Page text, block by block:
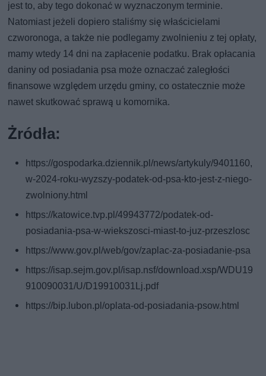
jest to, aby tego dokonać w wyznaczonym terminie.
Natomiast jeżeli dopiero staliśmy się właścicielami
czworonoga, a także nie podlegamy zwolnieniu z tej opłaty,
mamy wtedy 14 dni na zapłacenie podatku. Brak opłacania
daniny od posiadania psa może oznaczać zaległości
finansowe względem urzędu gminy, co ostatecznie może
nawet skutkować sprawą u komornika.
Żródła:
https://gospodarka.dziennik.pl/news/artykuly/9401160,
w-2024-roku-wyzszy-podatek-od-psa-kto-jest-z-niego-
zwolniony.html
https://katowice.tvp.pl/49943772/podatek-od-
posiadania-psa-w-wiekszosci-miast-to-juz-przeszlosc
https://www.gov.pl/web/gov/zaplac-za-posiadanie-psa
https://isap.sejm.gov.pl/isap.nsf/download.xsp/WDU19
910090031/U/D19910031Lj.pdf
https://bip.lubon.pl/oplata-od-posiadania-psow.html